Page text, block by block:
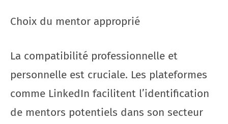
Choix du mentor approprié
La compatibilité professionnelle et
personnelle est cruciale. Les plateformes
comme LinkedIn facilitent l’identification
de mentors potentiels dans son secteur